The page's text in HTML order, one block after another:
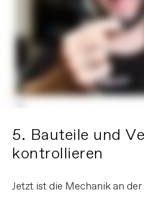
5. Bauteile und
kontrollieren
Jetzt ist die Mechanik an der